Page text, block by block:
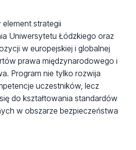
strategii
Uniwersytetu Łódzkiego oraz
w europejskiej i globalnej
prawa międzynarodowego i
Program nie tylko rozwija
uczestników, lecz
do kształtowania standardów
w obszarze bezpieczeństwa